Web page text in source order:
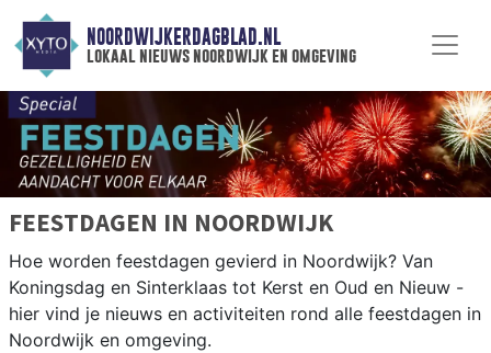
NOORDWIJKERDAGBLAD.NL
lokaal nieuws noordwijk en omgeving
FEESTDAGEN IN NOORDWIJK
Hoe worden feestdagen gevierd in Noordwijk? Van
Koningsdag en Sinterklaas tot Kerst en Oud en Nieuw -
hier vind je nieuws en activiteiten rond alle feestdagen in
Noordwijk en omgeving.